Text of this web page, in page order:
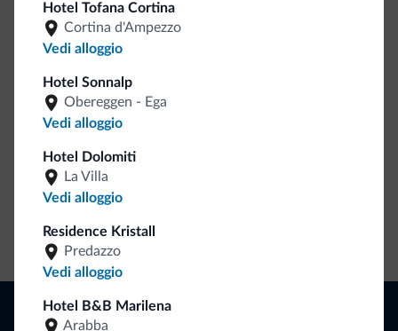
Hotel Tofana Cortina
Cortina d'Ampezzo
Vedi alloggio
Hotel Sonnalp
Obereggen - Ega
Vedi alloggio
Hotel Dolomiti
La Villa
Vedi alloggio
Residence Kristall
Predazzo
Vedi alloggio
Hotel B&B Marilena
Arabba
Be Original, scopri la nuova collezione
Ce l'avete chiesto in tanti. Ecco la nuova collezione firmata